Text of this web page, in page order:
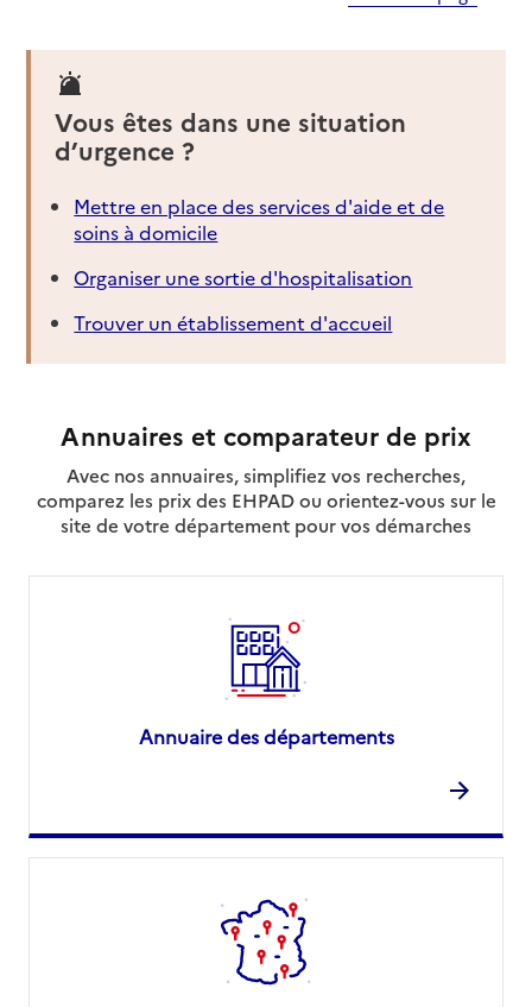
Vous êtes dans une situation
d’urgence ?
Mettre en place des services d'aide et de
soins à domicile
Organiser une sortie d'hospitalisation
Trouver un établissement d'accueil
Annuaires et comparateur de prix
Avec nos annuaires, simplifiez vos recherches,
comparez les prix des EHPAD ou orientez-vous sur le
site de votre département pour vos démarches
Annuaire des départements